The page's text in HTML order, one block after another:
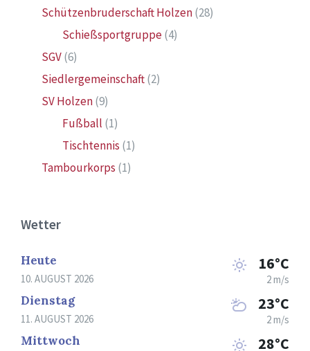
Schützenbruderschaft Holzen(28)
Schießsportgruppe(4)
SGV(6)
Siedlergemeinschaft(2)
SV Holzen(9)
Fußball (1)
Tischtennis (1)
Tambourkorps (1)
Wetter
Heute
10. AUGUST 2026
16°C
2 m/s
Dienstag
11. AUGUST 2026
23°C
2 m/s
Mittwoch 28°C